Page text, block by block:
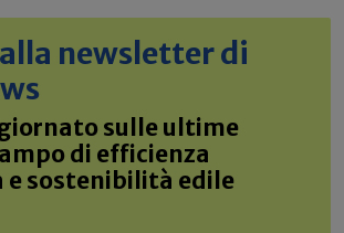
newsletter di
sulle ultime
di efficienza
e sostenibilità edile